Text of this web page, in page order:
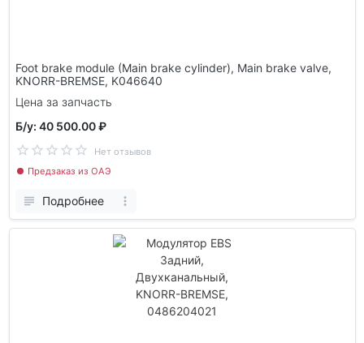
Foot brake module (Main brake cylinder), Main brake valve,
KNORR-BREMSE, K046640
Цена за запчасть
Б/у: 40 500.00 ₽
Нет отзывов
Предзаказ из ОАЭ
Подробнее